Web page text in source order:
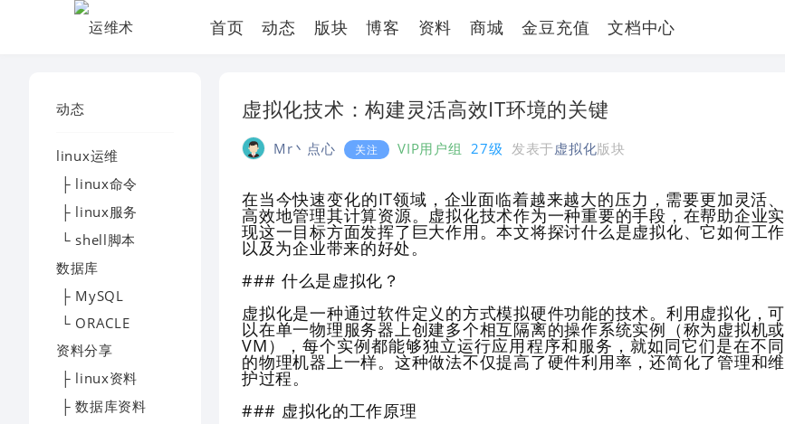
首页 动态 版块 博客 资料 商城 金豆充值 文档中心
动态
linux运维
├ linux命令
├ linux服务
└ shell脚本
数据库
├ MySQL
└ ORACLE
资料分享
├ linux资料
├ 数据库资料
虚拟化技术：构建灵活高效IT环境的关键
Mr丶点心 关注 VIP用户组 27级 发表于虚拟化版块
在当今快速变化的IT领域，企业面临着越来越大的压力，需要更加灵活、
高效地管理其计算资源。虚拟化技术作为一种重要的手段，在帮助企业实
现这一目标方面发挥了巨大作用。本文将探讨什么是虚拟化、它如何工作
以及为企业带来的好处。
### 什么是虚拟化？
虚拟化是一种通过软件定义的方式模拟硬件功能的技术。利用虚拟化，可
以在单一物理服务器上创建多个相互隔离的操作系统实例（称为虚拟机或
VM），每个实例都能够独立运行应用程序和服务，就如同它们是在不同
的物理机器上一样。这种做法不仅提高了硬件利用率，还简化了管理和维
护过程。
### 虚拟化的工作原理